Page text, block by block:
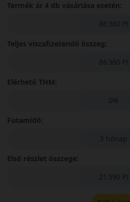
Termék ár 4 db vásárlása esetén:
86 360 Ft
Teljes viszafizetendő összeg:
86 360 Ft
Elérhető THM:
0%
Futamidő:
3 hónap
Első részlet összege:
21 590 Ft